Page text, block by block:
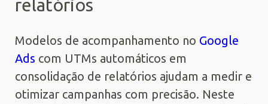
relatórios
Modelos de acompanhamento no Google
Ads com UTMs automáticos em
consolidação de relatórios ajudam a medir e
otimizar campanhas com precisão. Neste